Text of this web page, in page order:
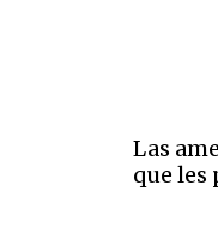
Las
que les